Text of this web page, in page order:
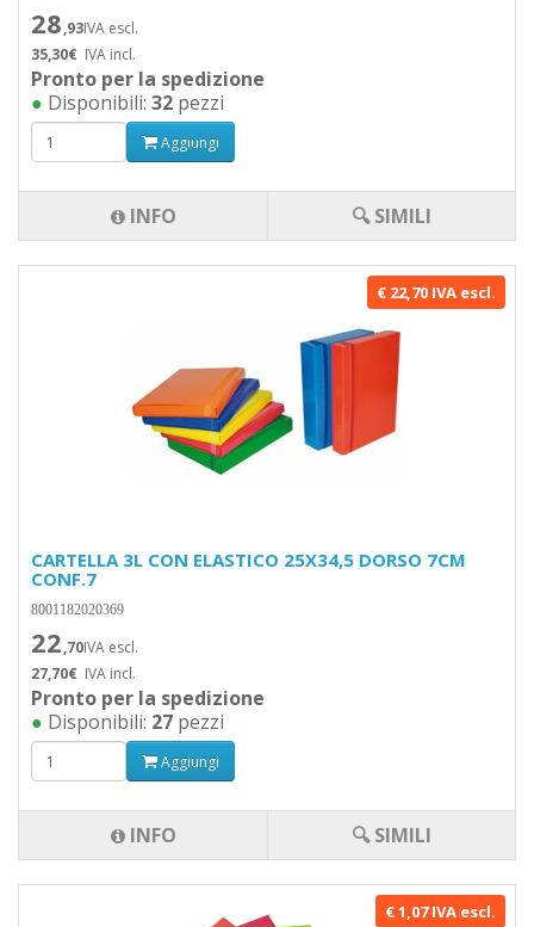
28,93IVA escl.
35,30€ IVA incl.
Pronto per la spedizione
● Disponibili: 32 pezzi
Aggiungi
INFO 🔍 SIMILI
€ 22,70 IVA escl.
CARTELLA 3L CON ELASTICO 25X34,5 DORSO 7CM
CONF.7
8001182020369
22,70IVA escl.
27,70€ IVA incl.
Pronto per la spedizione
● Disponibili: 27 pezzi
Aggiungi
INFO 🔍 SIMILI
€ 1,07 IVA escl.